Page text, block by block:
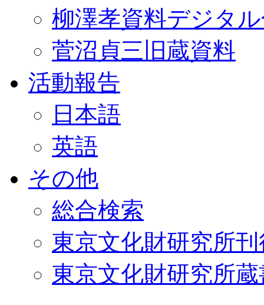
柳澤孝資料デジタ
菅沼貞三旧蔵資料
活動報告
日本語
英語
その他
総合検索
東京文化財研究所
東京文化財研究所